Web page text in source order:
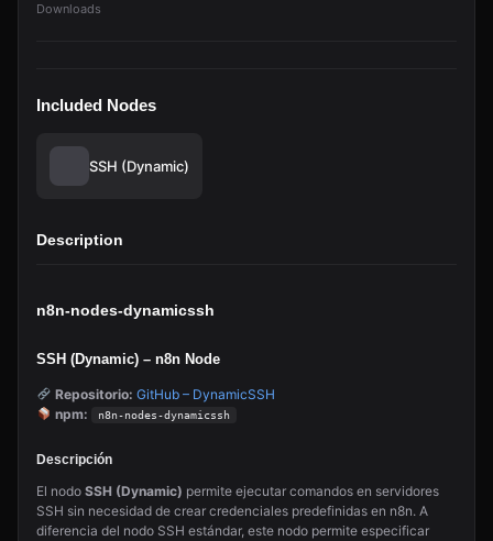
Downloads
Included Nodes
SSH (Dynamic)
Description
n8n-nodes-dynamicssh
SSH (Dynamic) – n8n Node
Repositorio: GitHub – DynamicSSH
npm:
n8n-nodes-dynamicssh
Descripción
El nodo SSH (Dynamic) permite ejecutar comandos en servidores
SSH sin necesidad de crear credenciales predefinidas en n8n. A
diferencia del nodo SSH estándar, este nodo permite especificar